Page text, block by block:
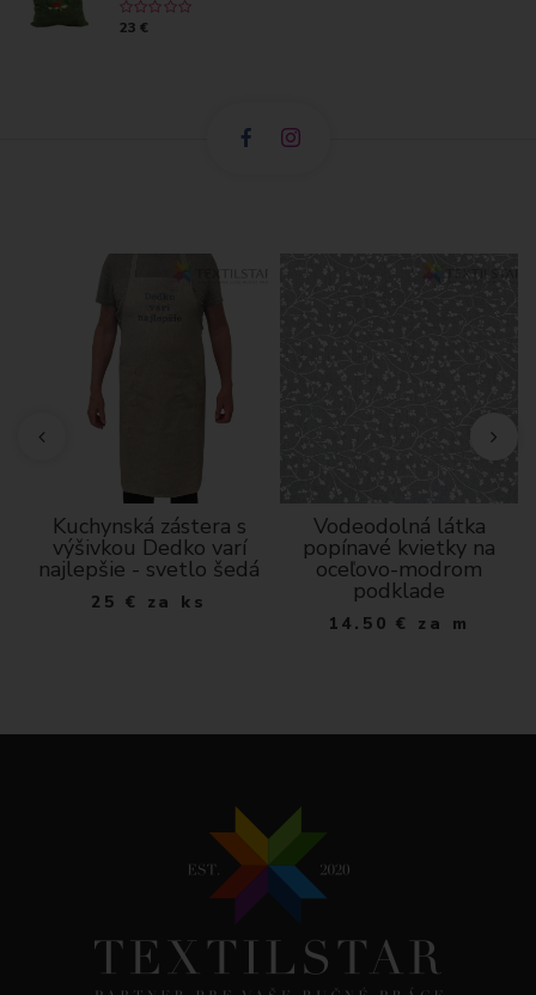
23 €
Kuchynská zástera s
výšivkou Dedko varí
najlepšie - svetlo šedá
25 € za ks
Vodeodolná látka
popínavé kvietky na
oceľovo-modrom
podklade
14.50 € za m